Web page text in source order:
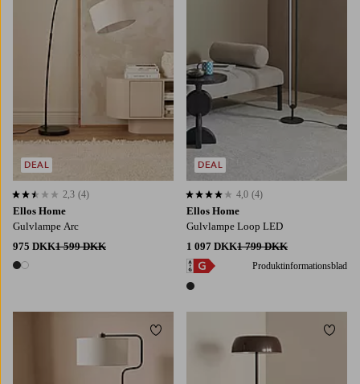
Ellos Home
Gulvlampe Arc
975 DKK1 599 DKK
2 farver
2,3 baseret på 4 bedømmelser
2,3 (4)
DEAL
Ellos Home
Gulvlampe Loop LED
1 097 DKK1 799 DKK
Produktinformationsblad
1 farve
4,0 baseret på 4 bedømmelser
4,0 (4)
DEAL
Tilføj til favoritter